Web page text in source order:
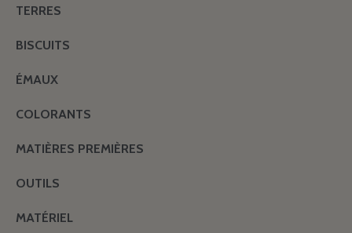
TERRES
BISCUITS
ÉMAUX
COLORANTS
MATIÈRES PREMIÈRES
OUTILS
MATÉRIEL